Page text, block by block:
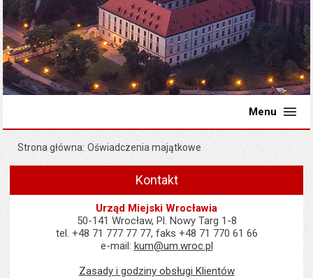
Menu
Strona główna Oświadczenia majątkowe
Kontakt
Urząd Miejski Wrocławia
50-141 Wrocław, Pl. Nowy Targ 1-8
tel. +48 71 777 77 77, faks +48 71 770 61 66
e-mail: kum@um.wroc.pl
Zasady i godziny obsługi Klientów